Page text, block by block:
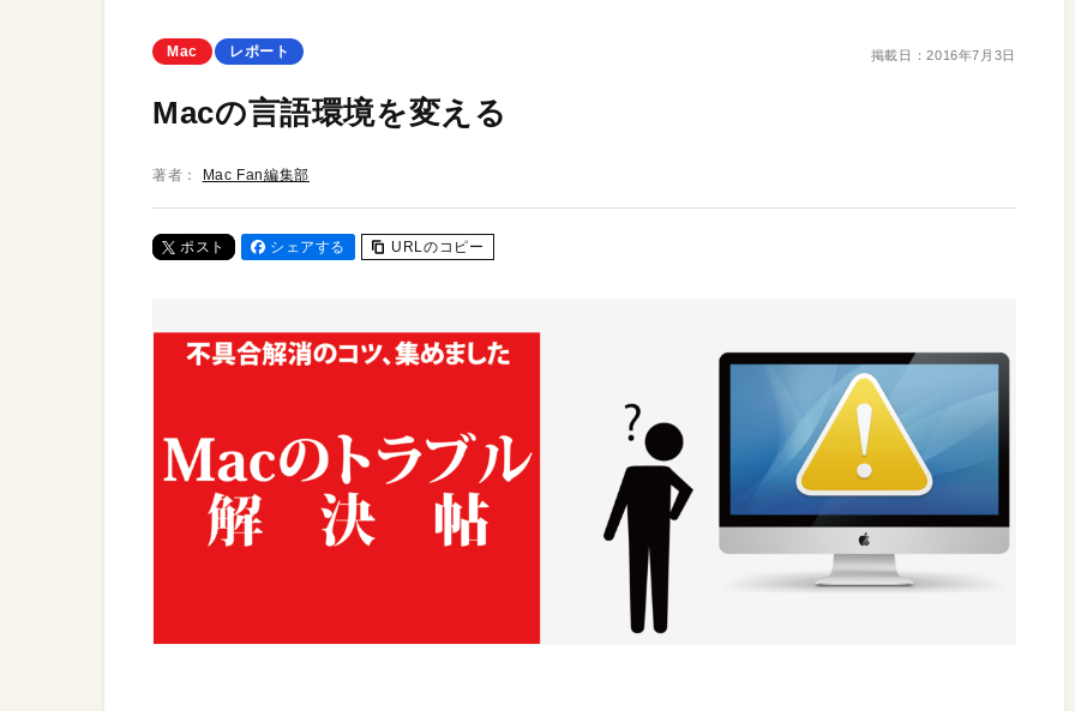
Mac レポート 掲載日：2016年7月3日
Macの言語環境を変える
著者： Mac Fan編集部
ポスト シェアする URLのコピー